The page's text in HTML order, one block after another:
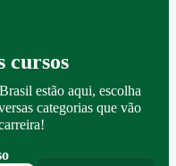
cursos
estão aqui, escolha
categorias que vão